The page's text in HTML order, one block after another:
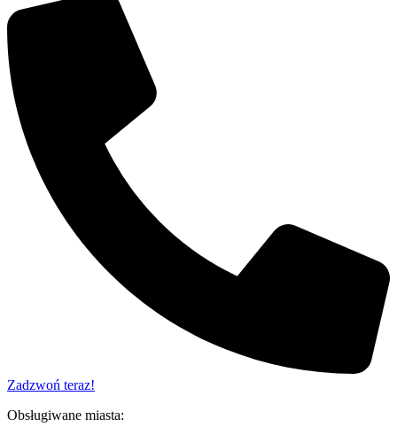
Zadzwoń teraz!
Obsługiwane miasta: